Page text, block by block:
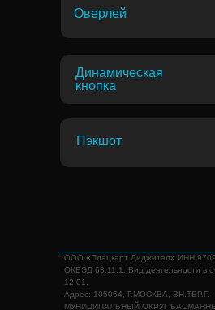
Оверлей
Динамическая
кнопка
Пэкшот
ООО «Плацкарт Диджитал» ИНН
ОКВЭД 63.11.1. Вид деятельности в
12.01.
Адрес: 105064, Г.МОСКВА, ВН.ТЕР.Г.
МУНИЦИПАЛЬНЫЙ ОКРУГ